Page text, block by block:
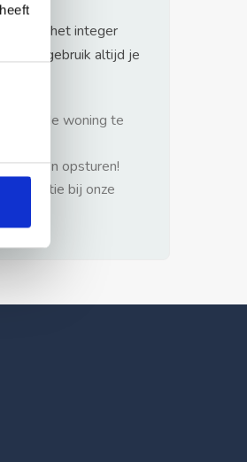
aan het integer
maar gebruik altijd je
de woning te
opsturen!
bij onze